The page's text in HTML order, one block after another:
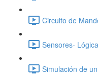
Circuito de
Sensores-
Simulación de